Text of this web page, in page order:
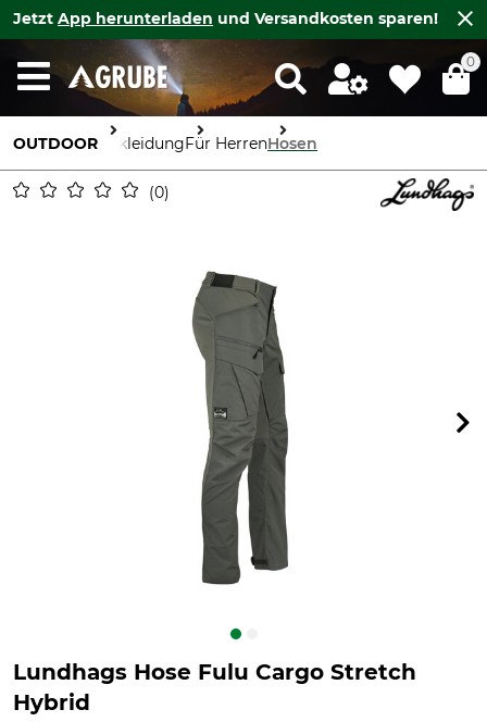
Jetzt App herunterladen und Versandkosten sparen!
0
OUTDOOR BekleidungFür HerrenHosen
0
Lundhags Hose Fulu Cargo Stretch
Hybrid